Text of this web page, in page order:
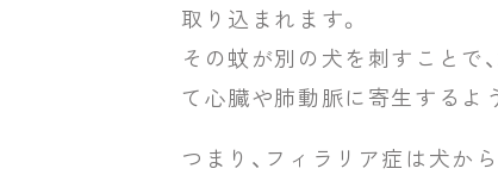
取り込まれます。
その蚊が別の犬を刺すことで
て心臓や肺動脈に寄生するよ
つまり、フィラリア症は犬か